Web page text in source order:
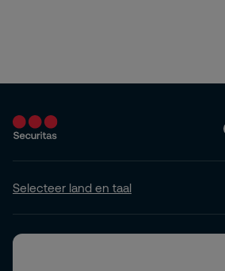
Selecteer land en taal